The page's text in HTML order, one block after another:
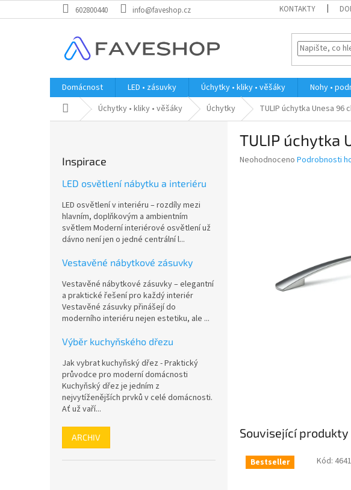
na
602800440 info@faveshop.cz KONTAKTY
Domácnost LED • zásuvky Úchytky • kliky • věšáky Nohy •
Domů Úchytky • kliky • věšáky Úchytky TULIP úchytka Unesa 96
Inspirace
LED osvětlení nábytku a interiéru
LED osvětlení v interiéru – rozdíly mezi
hlavním, doplňkovým a ambientním
světlem Moderní interiérové osvětlení už
dávno není jen o jedné centrální l...
Vestavěné nábytkové zásuvky
Vestavěné nábytkové zásuvky – elegantní
a praktické řešení pro každý interiér
Vestavěné zásuvky přinášejí do
moderního interiéru nejen estetiku, ale ...
Výběr kuchyňského dřezu
Jak vybrat kuchyňský dřez - Praktický
průvodce pro moderní domácnosti
Kuchyňský dřez je jedním z
nejvytíženějších prvků v celé domácnosti.
Ať už vaří...
ARCHIV
TULIP úchytka
Průměrné
Neohodnoceno Podrobnosti
Související produkty
Bestseller Kód: